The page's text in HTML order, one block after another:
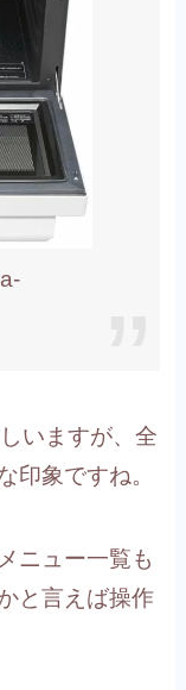
いますが、全
印象ですね。
ニュー一覧も
と言えば操作